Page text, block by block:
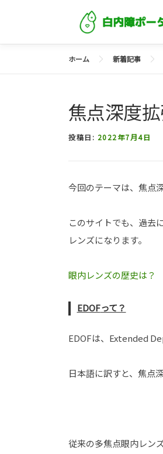
ホーム 新着記事
焦点深度
投稿日: 2022年7月4日
今回のテーマは、焦点
このサイトでも、過去
レンズになります。
眼内レンズの歴史は？
EDOFって？
EDOFは、Extended
日本語に訳すと、焦点
従来の多焦点眼内レン